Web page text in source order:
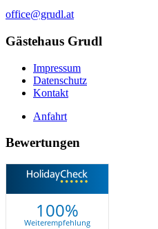
office@grudl.at
Gästehaus Grudl
Impressum
Datenschutz
Kontakt
Anfahrt
Bewertungen
100%
Weiterempfehlung